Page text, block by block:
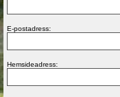
E-postadress:
Hemsideadress: